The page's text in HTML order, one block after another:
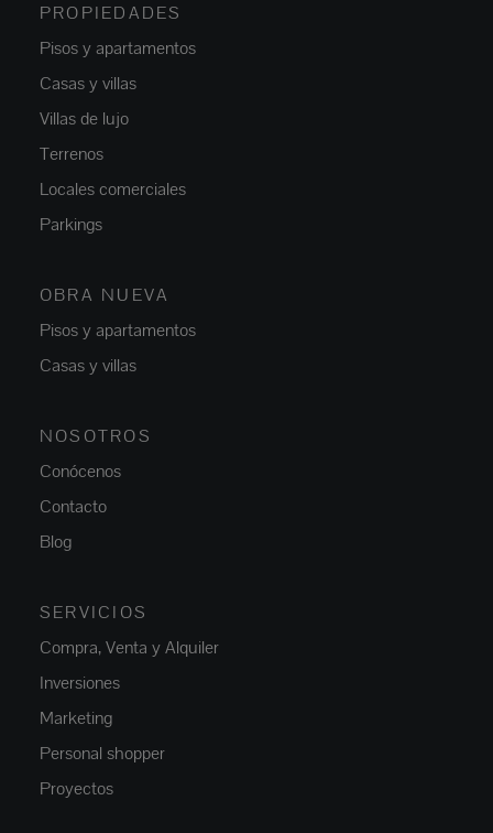
PROPIEDADES
Pisos y apartamentos
Casas y villas
Villas de lujo
Terrenos
Locales comerciales
Parkings
OBRA NUEVA
Pisos y apartamentos
Casas y villas
NOSOTROS
Conócenos
Contacto
Blog
SERVICIOS
Compra, Venta y Alquiler
Inversiones
Marketing
Personal shopper
Proyectos